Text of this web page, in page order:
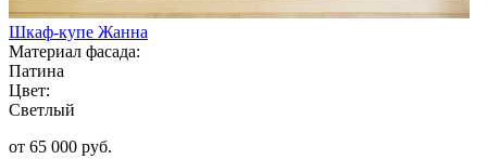
Шкаф-купе Жанна
Материал фасада:
Патина
Цвет:
Светлый
от 65 000 руб.